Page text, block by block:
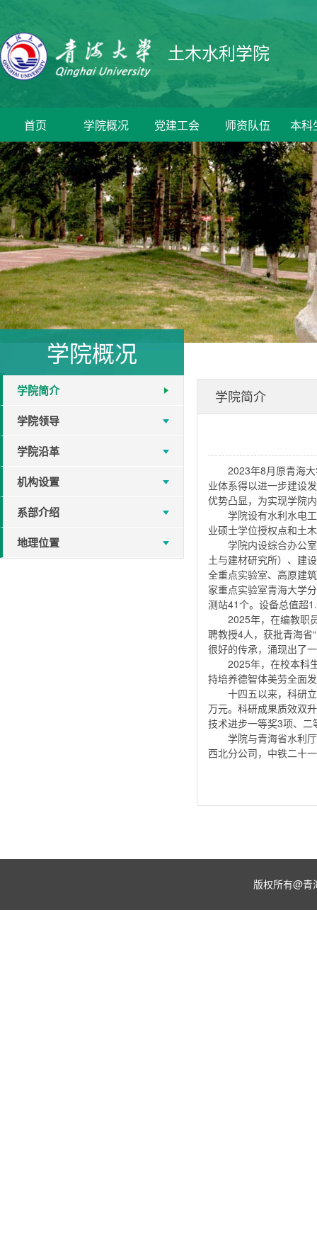
土木水利学院
首页 学院概况 党建工会 师资队伍 本科
学院概况
学院简介
学院领导
学院沿革
机构设置
系部介绍
地理位置
学院简介
2023年8月原青海
业体系得以进一步建设
优势凸显，为实现学院
学院设有水利水电
业硕士学位授权点和土
学院内设综合办公
土与建材研究所）、建
全重点实验室、高原建
家重点实验室青海大学
测站41个。设备总值超
2025年，在编教职
聘教授4人，获批青海省
很好的传承，涌现出了
2025年，在校本科
持培养德智体美劳全面
十四五以来，科研
万元。科研成果质效双
技术进步一等奖3项、
学院与青海省水利
西北分公司，中铁二十
版权所有@